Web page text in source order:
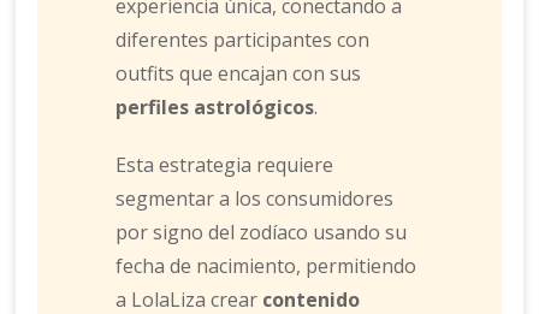
experiencia única, conectando a
diferentes participantes con
outfits que encajan con sus
perfiles astrológicos.
Esta estrategia requiere
segmentar a los consumidores
por signo del zodíaco usando su
fecha de nacimiento, permitiendo
a LolaLiza crear contenido